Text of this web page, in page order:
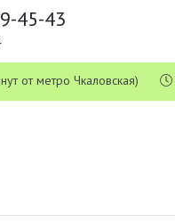
45-43
от метро Чкаловская)